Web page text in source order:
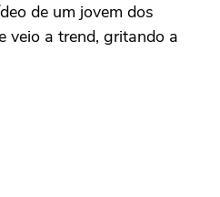
de um jovem dos
veio a trend, gritando a